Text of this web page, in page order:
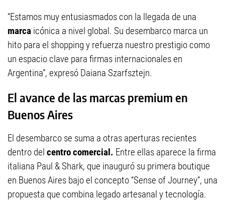
“Estamos muy entusiasmados con la llegada de una
marca icónica a nivel global. Su desembarco marca un
hito para el shopping y refuerza nuestro prestigio como
un espacio clave para firmas internacionales en
Argentina”, expresó Daiana Szarfsztejn.
El avance de las marcas premium en
Buenos Aires
El desembarco se suma a otras aperturas recientes
dentro del centro comercial. Entre ellas aparece la firma
italiana Paul & Shark, que inauguró su primera boutique
en Buenos Aires bajo el concepto “Sense of Journey”, una
propuesta que combina legado artesanal y tecnología.